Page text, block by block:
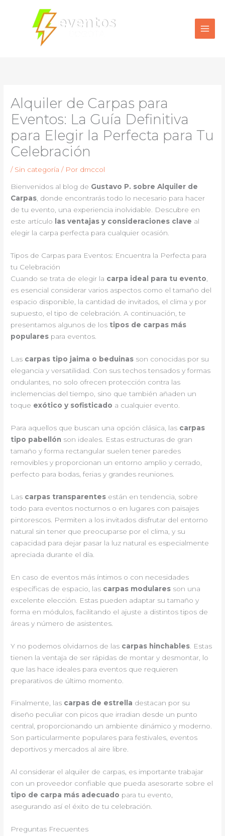
contenido
Alquiler de Carpas para
Eventos: La Guía Definitiva
para Elegir la Perfecta para Tu
Celebración
/ Sin categoría / Por dmccol
Bienvenidos al blog de Gustavo P. sobre Alquiler de
Carpas, donde encontrarás todo lo necesario para hacer
de tu evento, una experiencia inolvidable. Descubre en
este artículo
las ventajas y consideraciones clave al
elegir la carpa perfecta para cualquier ocasión.
Tipos de Carpas para Eventos: Encuentra la Perfecta para
tu Celebración
Cuando se trata de elegir la carpa ideal para tu evento
es esencial considerar varios aspectos como el tamaño del
espacio disponible, la cantidad de invitados, el clima y por
supuesto, el tipo de celebración. A continuación, te
presentamos algunos de los tipos de carpas más
populares para eventos.
Las carpas tipo jaima o beduinas son conocidas por su
elegancia y versatilidad. Con sus techos tensados y formas
ondulantes, no solo ofrecen protección contra las
inclemencias del tiempo, sino que también añaden un
toque exótico y sofisticado a cualquier evento.
Para aquellos que buscan una opción clásica, las carpas
tipo pabellón son ideales. Estas estructuras de gran
tamaño y forma rectangular suelen tener paredes
removibles y proporcionan un entorno amplio y cerrado,
perfecto para bodas, ferias y grandes reuniones.
Las carpas transparentes están en tendencia, sobre
todo para eventos nocturnos o en lugares con paisajes
pintorescos. Permiten a los invitados disfrutar del entorno
natural sin tener que preocuparse por el clima, y su
capacidad para dejar pasar la luz natural es especialmente
apreciada durante el día.
En caso de eventos más íntimos o con necesidades
específicas de espacio, las carpas modulares son una
excelente elección. Estas pueden adaptar su tamaño y
forma en módulos, facilitando el ajuste a distintos tipos de
áreas y número de asistentes.
Y no podemos olvidarnos de las carpas hinchables . Estas
tienen la ventaja de ser rápidas de montar y desmontar, lo
que las hace ideales para eventos que requieren
preparativos de último momento.
Finalmente, las carpas de estrella destacan por su
diseño peculiar con picos que irradian desde un punto
central, proporcionando un ambiente dinámico y moderno.
Son particularmente populares para festivales, eventos
deportivos y mercados al aire libre.
Al considerar el alquiler de carpas, es importante trabajar
con un proveedor confiable que pueda asesorarte sobre el
tipo de carpa más adecuado para tu evento,
asegurando así el éxito de tu celebración.
Preguntas Frecuentes